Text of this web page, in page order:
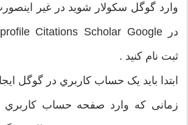
وارد گوگل سکولار شوید در غیر
ثبت نام کنید .
ابتدا باید یک حساب کاربري در گوگل
زمانی که وارد صفحه حساب